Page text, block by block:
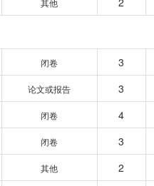
其他
闭卷 3
论文或报告 3
闭卷 4
闭卷 3
其他 2